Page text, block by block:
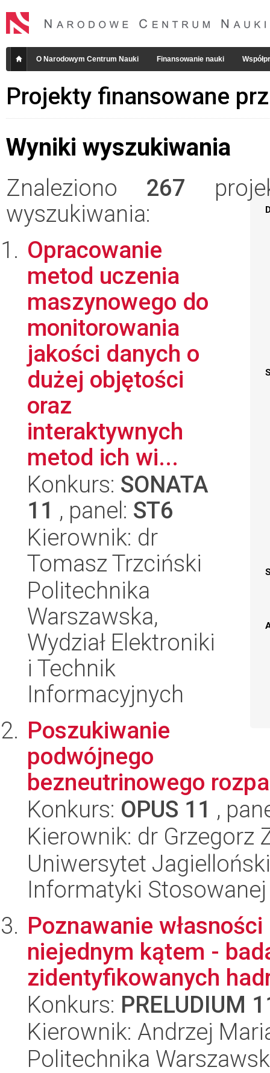
O Narodowym Centrum Nauki Finansowanie nauki
Projekty finansowane
Wyniki wyszukiwania
Znaleziono 267
wyszukiwania:
Opracowanie
metod uczenia
maszynowego do
monitorowania
jakości danych o
dużej objętości
oraz
interaktywnych
metod ich wi...
Konkurs: SONATA
11 , panel: ST6
Kierownik: dr
Tomasz Trzciński
Politechnika
Warszawska,
Wydział Elektroniki
i Technik
Informacyjnych
Poszukiwanie
podwójnego
bezneutrinowego
Konkurs: OPUS 11 ,
Kierownik: dr Grzegorz
Uniwersytet
Informatyki Stosowanej
Poznawanie
niejednym kątem -
zidentyfikowanych
Konkurs: PRELUDIUM
Kierownik: Andrzej
Politechnika